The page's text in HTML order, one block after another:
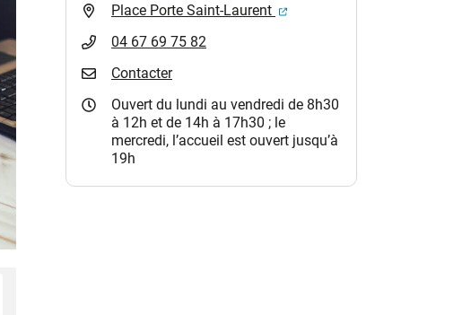
Place Porte Saint-Laurent
(ouverture dans un nouvel
04 67 69 75 82
Contacter
Ouvert du lundi au vendredi de 8h30
à 12h et de 14h à 17h30 ; le
mercredi, l’accueil est ouvert jusqu’à
19h